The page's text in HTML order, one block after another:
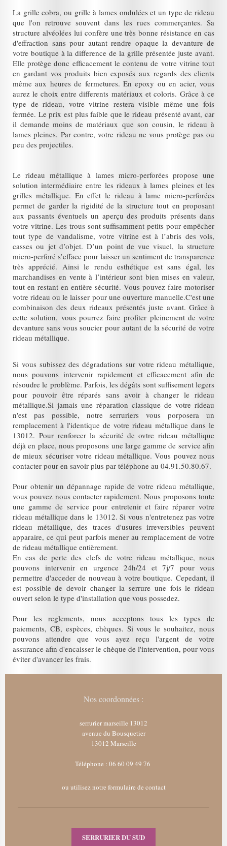
La grille cobra, ou grille à lames ondulées et un type de rideau
que l'on retrouve souvent dans les rues commerçantes. Sa
structure alvéolées lui confère une très bonne résistance en cas
d'effraction sans pour autant rendre opaque la devanture de
votre boutique à la difference de la grille présentée juste avant.
Elle protège donc efficacement le contenu de votre vitrine tout
en gardant vos produits bien exposés aux regards des clients
même aux heures de fermetures. En epoxy ou en acier, vous
aurez le choix entre differents matériaux et coloris. Grâce à ce
type de rideau, votre vitrine restera visible même une fois
fermée. Le prix est plus faible que le rideau présenté avant, car
il demande moins de matériaux que son cousin, le rideau à
lames pleines. Par contre, votre rideau ne vous protège pas ou
peu des projectiles.
Le rideau métallique à lames micro-perforées propose une
solution intermédiaire entre les rideaux à lames pleines et les
grilles métallique. En effet le rideau à lame micro-perforées
permet de garder la rigidité de la structure tout en proposant
aux passants éventuels un aperçu des produits présents dans
votre vitrine. Les trous sont suffisamment petits pour empêcher
tout type de vandalisme, votre vitrine est à l’abris des vols,
casses ou jet d’objet. D’un point de vue visuel, la structure
micro-perforé s’efface pour laisser un sentiment de transparence
très apprécié. Ainsi le rendu esthétique est sans égal, les
marchandises en vente à l’intérieur sont bien mises en valeur,
tout en restant en entière sécurité. Vous pouvez faire motoriser
votre rideau ou le laisser pour une ouverture manuelle.C'est une
combinaison des deux rideaux présentés juste avant. Grâce à
cette solution, vous pourrez faire profiter pleinement de votre
devanture sans vous soucier pour autant de la sécurité de votre
rideau métallique.
Si vous subissez des dégradations sur votre rideau métallique,
nous pouvons intervenir rapidement et efficacement afin de
résoudre le problème. Parfois, les dégâts sont suffisement legers
pour pouvoir être réparés sans avoir à changer le rideau
métallique.Si jamais une réparation classique de votre rideau
n'est pas possible, notre serruriers vous porposera un
remplacement à l'identique de votre rideau métallique dans le
13012.Pour renforcer la sécurité de ovtre rideau métallique
déjà en place, nous proposons une large gamme de service afin
de mieux sécuriser votre rideau métallique. Vous pouvez nous
contacter pour en savoir plus par téléphone au 04.91.50.80.67.
Pour obtenir un dépannage rapide de votre rideau métallique,
vous pouvez nous contacter rapidement. Nous proposons toute
une gamme de service pour entretenir et faire réparer votre
rideau métallique dans le 13012. Si vous n'entretenez pas votre
rideau métallique, des traces d'usures irreversibles peuvent
apparaire, ce qui peut parfois mener au remplacement de votre
de rideau métallique entièrement.
En cas de perte des clefs de votre rideau métallique, nous
pouvons intervenir en urgence 24h/24 et 7j/7 pour vous
permettre d'acceder de nouveau à votre boutique. Cepedant, il
est possible de devoir changer la serrure une fois le rideau
ouvert selon le type d'installation que vous possedez.
Pour les reglements, nous acceptons tous les types de
paiements, CB, espèces, chèques. Si vous le souhaitez, nous
pouvons attendre que vous ayez reçu l'argent de votre
assurance afin d'encaisser le chèque de l'intervention, pour vous
éviter d'avancer les frais.
Nos coordonnées :
serrurier marseille 13012
avenue du Bousquetier
13012 Marseille
Téléphone : 06 60 09 49 76
ou utilisez notre formulaire de contact
SERRURIER DU SUD